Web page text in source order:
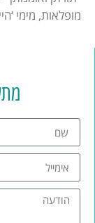
מופלאות, מימי